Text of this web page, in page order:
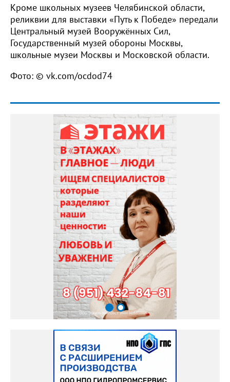
Кроме школьных музеев Челябинской области,
реликвии для выставки «Путь к Победе» передали
Центральный музей Вооружённых Сил,
Государственный музей обороны Москвы,
школьные музеи Москвы и Московской области.
Фото: © vk.com/ocdod74